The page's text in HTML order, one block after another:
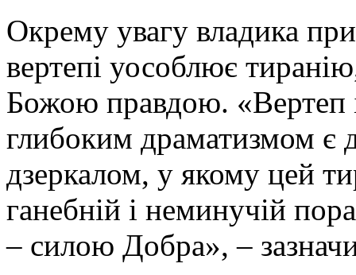
Окрему увагу владика
вертепі уособлює
Божою правдою. «Вертеп
глибоким драматизмом є
дзеркалом, у якому цей
ганебній і неминучій
– силою Добра», –